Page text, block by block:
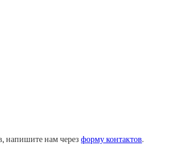
напишите нам через форму контактов.